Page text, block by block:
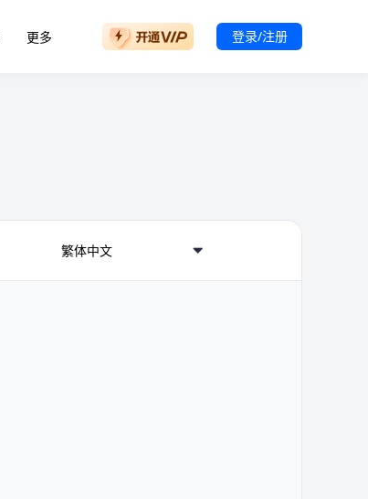
更多 登录/注册
繁体中文